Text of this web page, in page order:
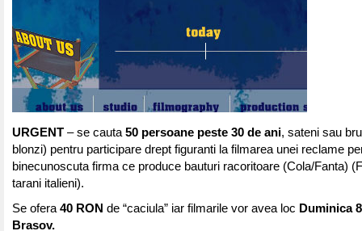
URGENT – se cauta 50 persoane peste 30 de ani, sateni sau
blonzi) pentru participare drept figuranti la filmarea unei reclame
binecunoscuta firma ce produce bauturi racoritoare (Cola/Fanta)
tarani italieni).
Se ofera 40 RON de “caciula” iar filmarile vor avea loc Duminica
Brasov.